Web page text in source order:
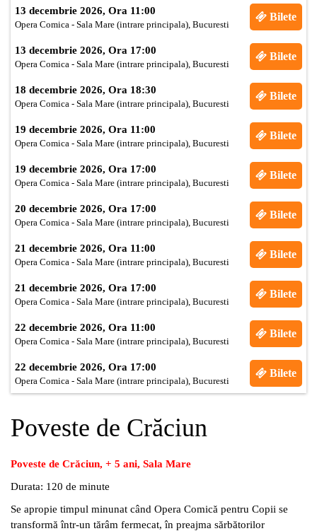
13 decembrie 2026, Ora 11:00
Opera Comica - Sala Mare (intrare principala), Bucuresti
Bilete
13 decembrie 2026, Ora 17:00
Opera Comica - Sala Mare (intrare principala), Bucuresti
Bilete
18 decembrie 2026, Ora 18:30
Opera Comica - Sala Mare (intrare principala), Bucuresti
Bilete
19 decembrie 2026, Ora 11:00
Opera Comica - Sala Mare (intrare principala), Bucuresti
Bilete
19 decembrie 2026, Ora 17:00
Opera Comica - Sala Mare (intrare principala), Bucuresti
Bilete
20 decembrie 2026, Ora 17:00
Opera Comica - Sala Mare (intrare principala), Bucuresti
Bilete
21 decembrie 2026, Ora 11:00
Opera Comica - Sala Mare (intrare principala), Bucuresti
Bilete
21 decembrie 2026, Ora 17:00
Opera Comica - Sala Mare (intrare principala), Bucuresti
Bilete
22 decembrie 2026, Ora 11:00
Opera Comica - Sala Mare (intrare principala), Bucuresti
Bilete
22 decembrie 2026, Ora 17:00
Opera Comica - Sala Mare (intrare principala), Bucuresti
Bilete
Poveste de Crăciun
Poveste de Crăciun, + 5 ani, Sala Mare
Durata: 120 de minute
Se apropie timpul minunat când Opera Comică pentru Copii se
transformă într-un tărâm fermecat, în preajma sărbătorilor